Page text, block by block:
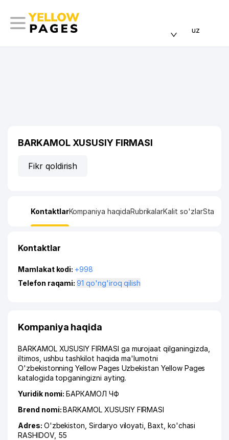
uz
BARKAMOL XUSUSIY FIRMASI
Fikr qoldirish
KontaktlarKompaniya haqidaRubrikalarKalit so'zlar
Kontaktlar
Mamlakat kodi: +998
Telefon raqami:
91 qo'ng'iroq qilish
Kompaniya haqida
BARKAMOL XUSUSIY FIRMASI ga murojaat qilganingizda,
iltimos, ushbu tashkilot haqida ma'lumotni
O'zbekistonning Yellow Pages Uzbekistan Yellow Pages
katalogida topganingizni ayting.
Yuridik nomi:БАРКАМОЛ ЧФ
Brend nomi:BARKAMOL XUSUSIY FIRMASI
Adres: O'zbekiston,Sirdaryo viloyati ,Baxt ko'chasi
RASHIDOV, 55